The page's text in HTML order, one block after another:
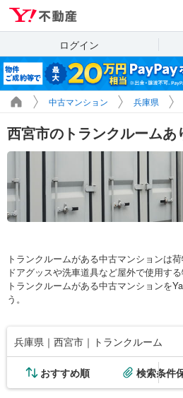
ログイン
中古マンション 兵庫県
西宮市のトランクルームあ
トランクルームがある中古マンションは
ドアグッスや洗車道具など屋外で使用す
トランクルームがある中古マンションを
う。
兵庫県｜西宮市｜トランクルーム
おすすめ順 検索条件